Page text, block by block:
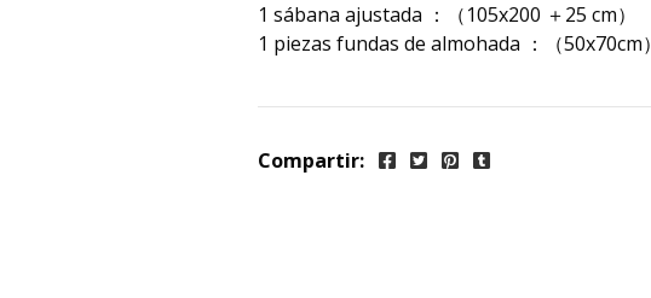
1 sábana ajustada ：（105x200 ＋25 cm）
1 piezas fundas de almohada ：（50x70cm）
Compartir: